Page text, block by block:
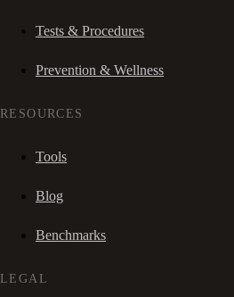
Tests & Procedures
Prevention & Wellness
RESOURCES
Tools
Blog
Benchmarks
LEGAL